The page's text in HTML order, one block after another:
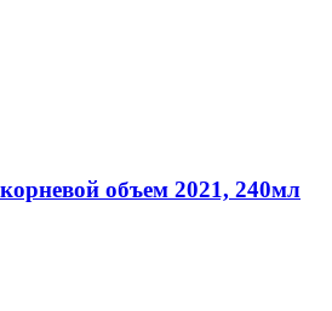
объем 2021, 240мл